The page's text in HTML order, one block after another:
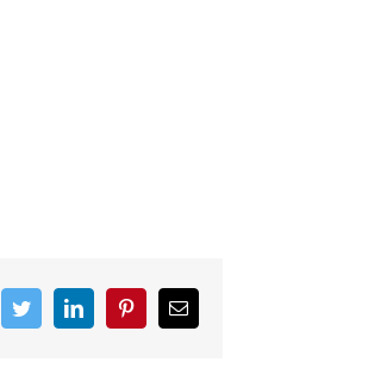
TwitterLinkedInPinterestCorreo
electrónico